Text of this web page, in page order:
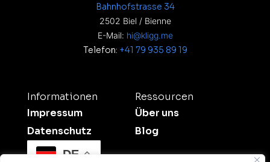
Bahnhofstrasse 34
2502 Biel / Bienne
E-Mail: hi@kligg.me
Telefon: +41 79 935 89 19
Informationen
Impressum
Datenschutz
Ressourcen
Über uns
Blog
DE